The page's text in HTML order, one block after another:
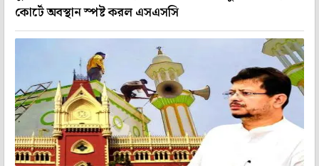
কোর্টে অবস্থান স্পষ্ট করল এসএসসি